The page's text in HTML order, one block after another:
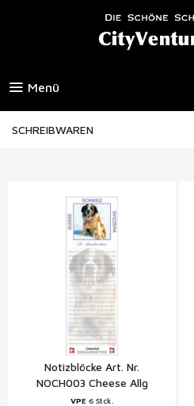
Menü
SCHREIBWAREN
Notizblöcke Art. Nr.
NOCH003 Cheese Allg
Schweiz
VPE 6 Stck.